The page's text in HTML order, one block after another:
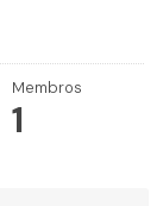
Membros
1